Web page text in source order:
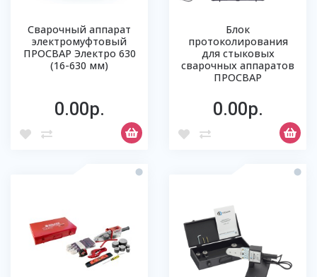
Сварочный аппарат
электромуфтовый
ПРОСВАР Электро 630
(16-630 мм)
0.00р.
Блок
протоколирования
для стыковых
сварочных аппаратов
ПРОСВАР
0.00р.